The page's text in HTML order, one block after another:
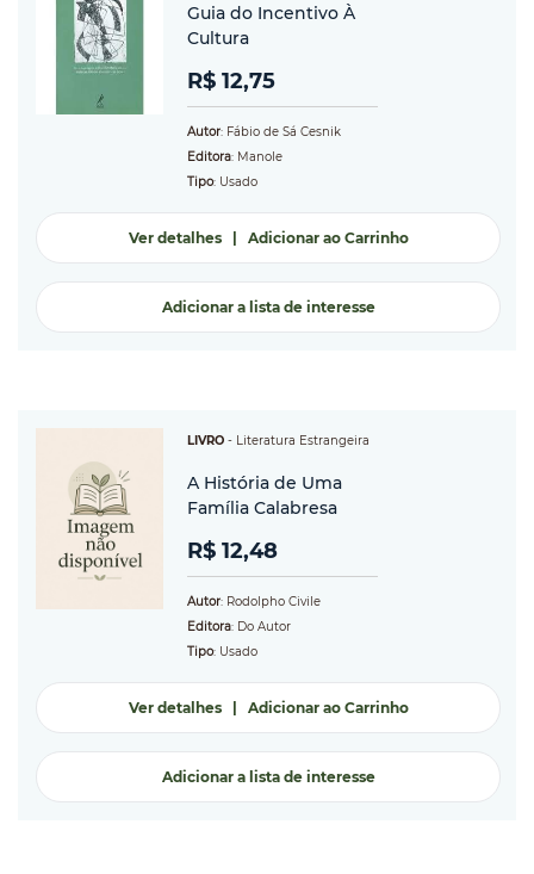
Guia do Incentivo À
Cultura
R$ 12,75
Autor: Fábio de Sá Cesnik
Editora: Manole
Tipo: Usado
Ver detalhes| Adicionar ao Carrinho
Adicionar a lista de interesse
LIVRO - Literatura Estrangeira
A História de Uma
Família Calabresa
R$ 12,48
Autor: Rodolpho Civile
Editora: Do Autor
Tipo: Usado
Ver detalhes| Adicionar ao Carrinho
Adicionar a lista de interesse